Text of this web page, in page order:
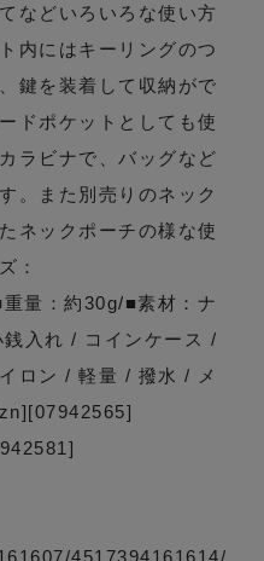
などいろいろな使い方
内にはキーリングのつ
鍵を装着して収納がで
ドポケットとしても使
ラビナで、バッグなど
。また別売りのネック
ネックポーチの様な使
：
量：約30g/■素材：ナ
入れ / コインケース /
ロン / 軽量 / 撥水 / メ
4517394161614/